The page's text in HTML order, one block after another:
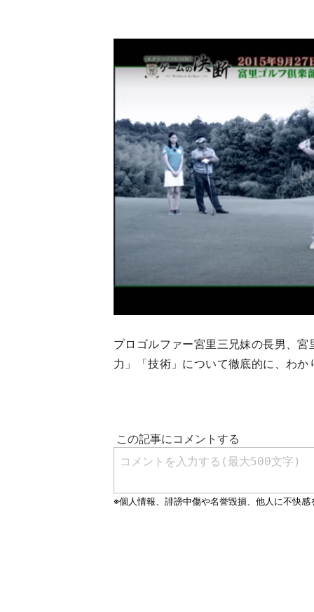
プロゴルファー宮里三兄妹の長男、
力」「技術」について徹底的に、わ